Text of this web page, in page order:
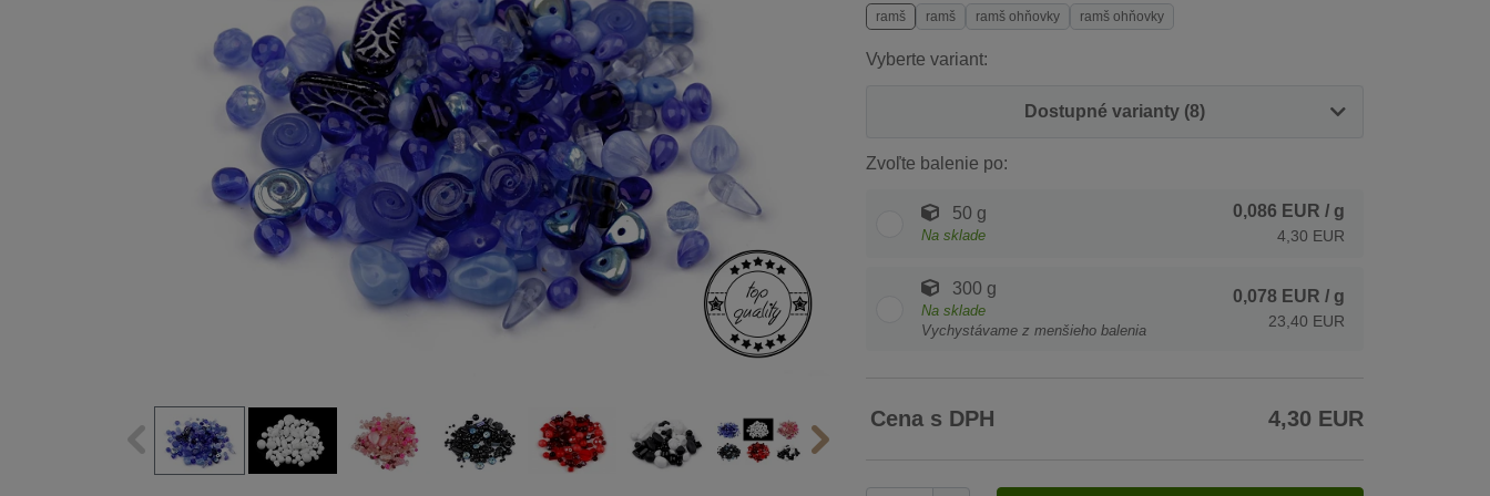
ramš ramš ramš ohňovky ramš ohňovky
Vyberte variant:
Dostupné varianty (8)
Zvoľte balenie po:
50 g
Na sklade
0,086 EUR / g
4,30 EUR
300 g
Na sklade
Vychystávame z menšieho balenia
0,078 EUR / g
23,40 EUR
Cena s DPH 4,30 EUR